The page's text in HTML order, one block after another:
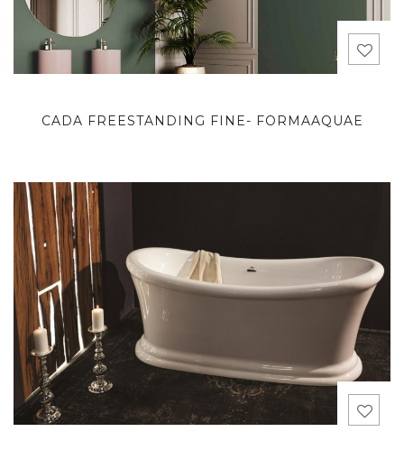
CADA FREESTANDING FINE- FORMAAQUAE